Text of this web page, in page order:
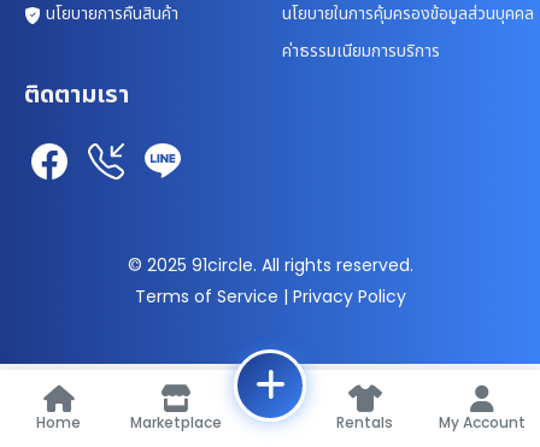
นโยบายการคืนสินค้า
นโยบายในการคุ้มครองข้อมูลส่วนบุคคล
ค่าธรรมเนียมการบริการ
ติดตามเรา
© 2025 91circle. All rights reserved.
Terms of Service | Privacy Policy
Home Marketplace Rentals My Account